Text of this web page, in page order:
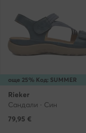
още 25% Код: SUMMER
Rieker
Сандали · Син
79,95 €